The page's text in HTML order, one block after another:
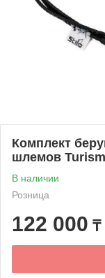
Комплект
шлемов
В наличии
Розница
122 000 ₸